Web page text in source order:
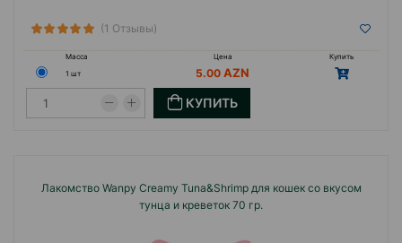
(1 Отзывы)
Масса Цена
Купить
1 шт
5.00
КУПИТЬ
Лакомство Wanpy Creamy Tuna&Shrimp для кошек со вкусом
тунца и креветок 70 гр.